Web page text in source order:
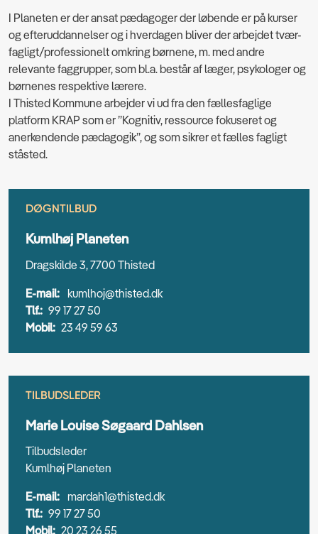
I Planeten er der ansat pædagoger der løbende er på kurser
og efteruddannelser og i hverdagen bliver der arbejdet tvær-
fagligt/professionelt omkring børnene, m. med andre
relevante faggrupper, som bl.a. består af læger, psykologer og
børnenes respektive lærere.
I Thisted Kommune arbejder vi ud fra den fællesfaglige
platform KRAP som er ”Kognitiv, ressource fokuseret og
anerkendende pædagogik”, og som sikrer et fælles fagligt
ståsted.
DØGNTILBUD
Kumlhøj Planeten
Dragskilde 3, 7700 Thisted
E-mail: kumlhoj@thisted.dk
Tlf.: 99 17 27 50
Mobil: 23 49 59 63
TILBUDSLEDER
Marie Louise Søgaard Dahlsen
Tilbudsleder
Kumlhøj Planeten
E-mail: mardah1@thisted.dk
Tlf.: 99 17 27 50
Mobil: 20 23 26 55